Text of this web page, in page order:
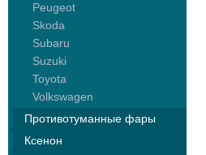
Peugeot
Skoda
Subaru
Suzuki
Toyota
Volkswagen
Противотуманные фары
Ксенон